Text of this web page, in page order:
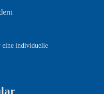
eine individuelle